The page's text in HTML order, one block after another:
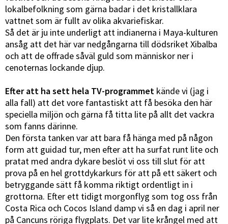
lokalbefolkning som gärna badar i det kristallklara
vattnet som är fullt av olika akvariefiskar.
Så det är ju inte underligt att indianerna i Maya-kulturen
ansåg att det här var nedgångarna till dödsriket Xibalba
och att de offrade såväl guld som människor ner i
cenoternas lockande djup.
Efter att ha sett hela TV-programmet kände vi (jag i
alla fall) att det vore fantastiskt att få besöka den här
speciella miljön och gärna få titta lite på allt det vackra
som fanns därinne.
Den första tanken var att bara få hänga med på någon
form att guidad tur, men efter att ha surfat runt lite och
pratat med andra dykare beslöt vi oss till slut för att
prova på en hel grottdykarkurs för att på ett säkert och
betryggande sätt få komma riktigt ordentligt in i
grottorna. Efter ett tidigt morgonflyg som tog oss från
Costa Rica och Cocos Island damp vi så en dag i april ner
på Cancuns röriga flygplats. Det var lite krångel med att